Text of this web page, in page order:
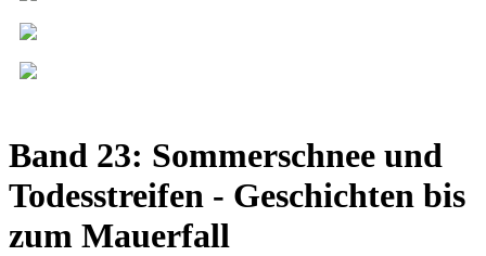
Band 23: Sommerschnee und
Todesstreifen - Geschichten bis
zum Mauerfall